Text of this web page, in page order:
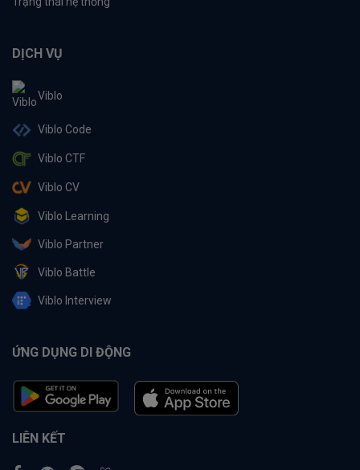
DỊCH VỤ
Viblo
Viblo Code
Viblo CTF
Viblo CV
Viblo Learning
Viblo Partner
Viblo Battle
Viblo Interview
ỨNG DỤNG DI ĐỘNG
LIÊN KẾT